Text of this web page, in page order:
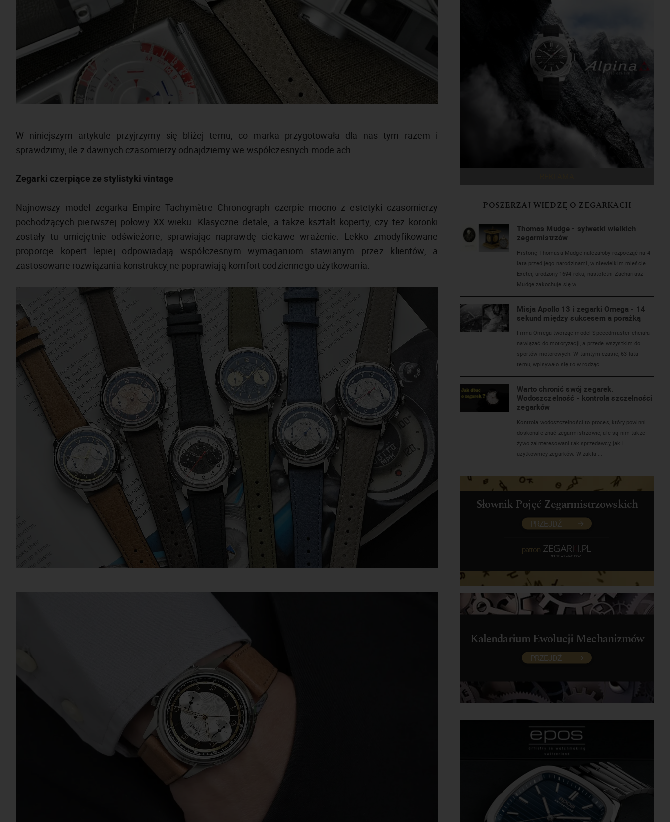
W niniejszym artykule przyjrzymy się bliżej temu, co marka przygotowała dla nas tym razem i
sprawdzimy, ile z dawnych czasomierzy odnajdziemy we współczesnych modelach.
Zegarki czerpiące ze stylistyki vintage
Najnowszy model zegarka Empire Tachymètre Chronograph czerpie mocno z estetyki czasomierzy
pochodzących pierwszej połowy XX wieku. Klasyczne detale, a także kształt koperty, czy też koronki
zostały tu umiejętnie odświeżone, sprawiając naprawdę ciekawe wrażenie. Lekko zmodyfikowane
proporcje kopert lepiej odpowiadają współczesnym wymaganiom stawianym przez klientów, a
zastosowane rozwiązania konstrukcyjne poprawiają komfort codziennego użytkowania.
POSZERZAJ WIEDZĘ O ZEGARKACH
Thomas Mudge - sylwetki wielkich
zegarmistrzów
Historię Thomasa Mudge należałoby rozpocząć na 4
lata przed jego narodzinami, w niewielkim mieście
Exeter, urodzony 1694 roku, nastoletni Zachariasz
Mudge zakochuje się w ...
Misja Apollo 13 i zegarki Omega - 14
sekund między sukcesem a porażką
Firma Omega tworząc model Speeedmaster chciała
nawiązać do motoryzacji, a przede wszystkim do
sportów motorowych. W tamtym czasie, 63 lata
temu, wpisywało się to w rodząc ...
Warto chronić swój zegarek.
Wodoszczelność - kontrola szczelności
zegarków
Kontrola wodoszczelności to proces, który powinni
doskonale znać zegarmistrzowie, ale są nim także
żywo zainteresowani tak sprzedawcy, jak i
użytkownicy zegarków. W zakła ...
Słownik Pojęć Zegarmistrzowskich
PRZEJDŹ
patron
Kalendarium Ewolucji Mechanizmów
PRZEJDŹ